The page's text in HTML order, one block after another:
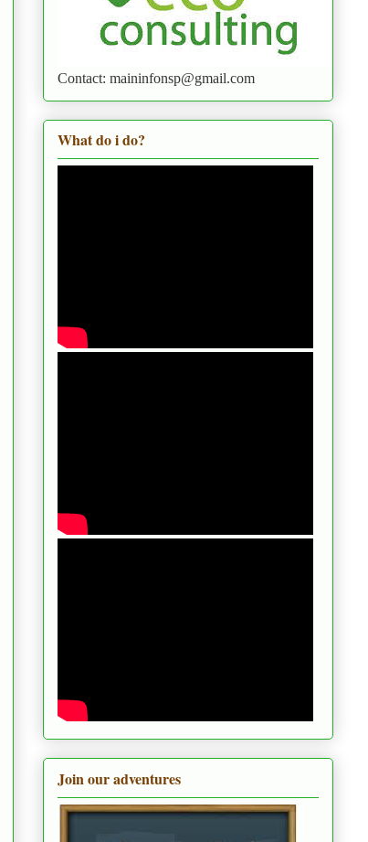
Contact: maininfonsp@gmail.com
What do i do?
Join our adventures